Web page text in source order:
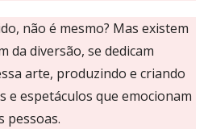
não é mesmo? Mas existem
da diversão, se dedicam
arte, produzindo e criando
e espetáculos que emocionam
pessoas.